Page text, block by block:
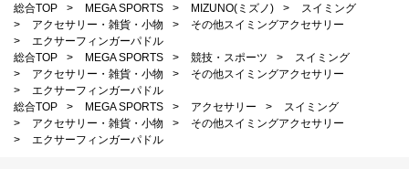
総合TOP > MEGA SPORTS > MIZUNO(ミズノ) >
スイミング
>
アクセサリー・雑貨・小物 >
その他スイミングアクセサリー
>
エクサーフィンガーパドル
総合TOP
> MEGA SPORTS > 競技・スポーツ >
スイミング
>
アクセサリー・雑貨・小物 >
その他スイミングアクセサリー
>
エクサーフィンガーパドル
総合TOP
> MEGA SPORTS > アクセサリー >
スイミング
>
アクセサリー・雑貨・小物 >
その他スイミングアクセサリー
>
エクサーフィンガーパドル